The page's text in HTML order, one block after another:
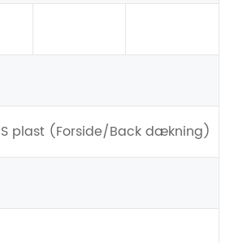
plast (Forside/Back dækning)